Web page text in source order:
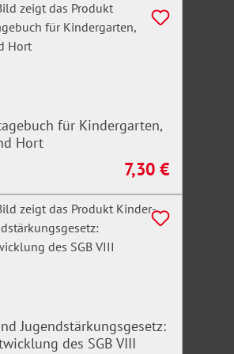
Webinar geeignet?
Organisationsentwicklung
direkt anwendbare Inhalte
aufbereitet – ohne theoretischen
Teilnehmerzahl!
für Kindergarten,
Hort
Regulärer Preis:
7,30 €
Jugendstärkungsgesetz:
des SGB VIII